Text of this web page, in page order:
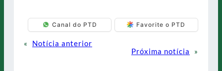
Canal do PTD Favorite o PTD
«
Notícia anterior
Próxima notícia
»